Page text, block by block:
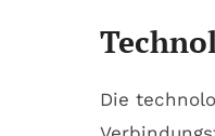
Die